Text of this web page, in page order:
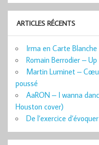
ARTICLES RÉCENTS
Irma en Carte
Romain Berrodier –
Martin Luminet –
poussé
AaRON – I wanna
Houston cover)
De l’exercice